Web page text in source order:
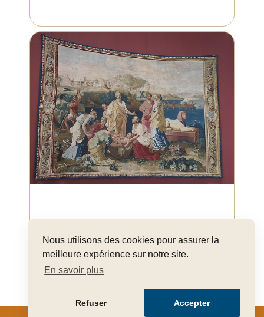
Nous utilisons des cookies pour assurer la
meilleure expérience sur notre site.
En savoir plus
Refuser Accepter